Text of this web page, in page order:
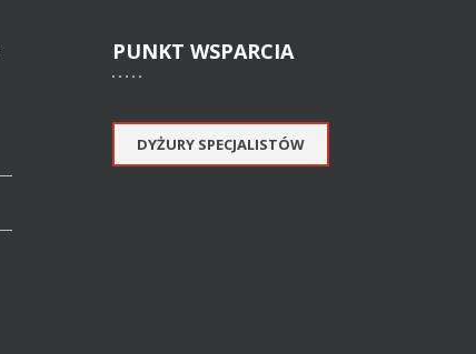
PUNKT WSPARCIA
DYŻURY SPECJALISTÓW